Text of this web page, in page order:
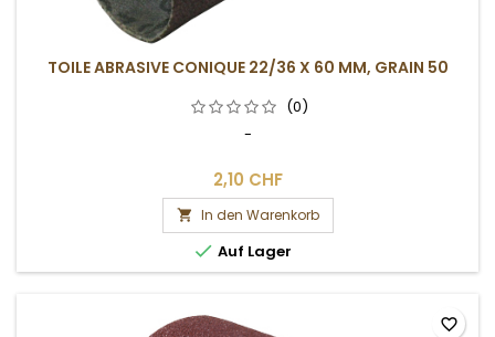
TOILE ABRASIVE CONIQUE 22/36 X 60 MM, GRAIN 50
(0)
-
2,10 CHF
 In den Warenkorb
 Auf Lager
favorite_border